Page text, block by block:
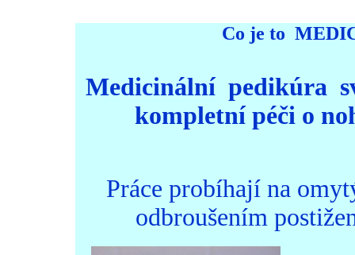
Co je to
Medicinální pedikúra
kompletní péči o
Práce probíhají na
odbroušením